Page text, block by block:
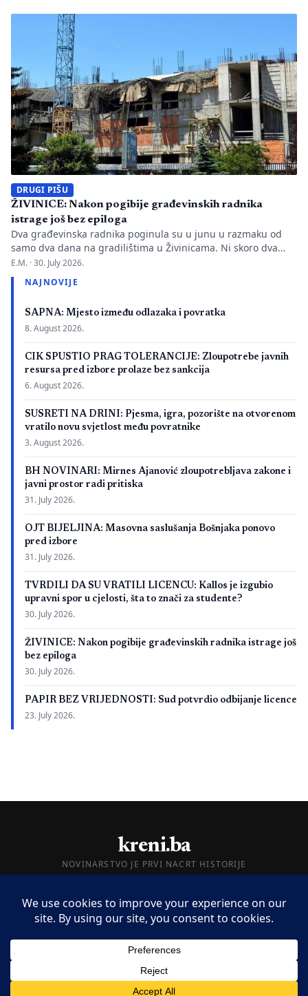
kakva je sudbina studenata koji su uložili godine i novac u
bezvrijedne indekse? Odlukom Kantonalnog suda u […]
DRUGI PIŠU
ŽIVINICE: Nakon pogibije građevinskih radnika
istrage još bez epiloga
Dva građevinska radnika poginula su u junu u razmaku od
samo dva dana na gradilištima u Živinicama. Ni skoro dva
mjeseca kasnije javnosti nisu poznati uzroci nesreća, niti je
utvrđeno da li je bilo propusta u organizaciji gradilišta, zaštiti
radnika i nadzoru nad izvođenjem radova. PIŠE: Anisa
istrage, odgovornost […]
E.M. ·30. July 2026.
NAJNOVIJE
SAPNA: Mjesto između odlazaka i povratka
8. August 2026.
CIK SPUSTIO PRAG TOLERANCIJE: Zloupotrebe javnih
resursa pred izbore prolaze bez sankcija
6. August 2026.
SUSRETI NA DRINI: Pjesma, igra, pozorište na otvorenom
vratilo novu svjetlost među povratnike
3. August 2026.
BH NOVINARI: Mirnes Ajanović zloupotrebljava zakone i
javni prostor radi pritiska
31. July 2026.
OJT BIJELJINA: Masovna saslušanja Bošnjaka ponovo
pred izbore
31. July 2026.
TVRDILI DA SU VRATILI LICENCU: Kallos je izgubio
upravni spor u cjelosti, šta to znači za studente?
30. July 2026.
ŽIVINICE: Nakon pogibije građevinskih radnika istrage još
bez epiloga
30. July 2026.
PAPIR BEZ VRIJEDNOSTI: Sud potvrdio odbijanje licence
23. July 2026.
kreni.ba
NOVINARSTVO JE PRVI NACRT HISTORIJE
Impressum
© 2026 kreni.ba. Sva prava zadržana.